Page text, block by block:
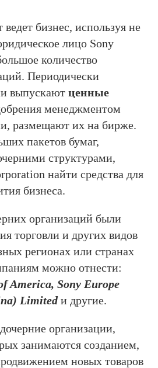
бизнес, используя не
лицо Sony
количество
Периодически
выпускают ценные
менеджментом
размещают их на бирже.
пакетов бумаг,
структурами,
найти средства для
бизнеса.
организаций были
торговли и других видов
регионах или странах
можно отнести:
America, Sony Europe
Limitedи другие.
организации,
занимаются созданием,
новых товаров